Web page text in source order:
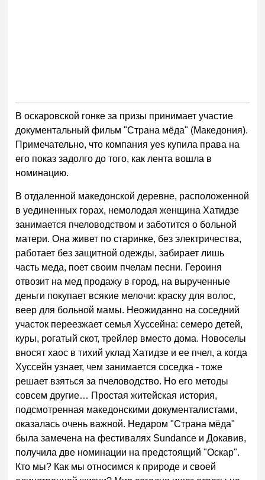
В оскаровской гонке за призы принимает участие
документальный фильм "Страна мёда" (Македония).
Примечательно, что компания yes купила права на
его показ задолго до того, как лента вошла в
номинацию.
В отдаленной македонской деревне, расположенной
в уединенных горах, немолодая женщина Хатидзе
занимается пчеловодством и заботится о больной
матери. Она живет по старинке, без электричества,
работает без защитной одежды, забирает лишь
часть меда, поет своим пчелам песни. Героиня
отвозит на мед продажу в город, на вырученные
деньги покупает всякие мелочи: краску для волос,
веер для больной мамы. Неожиданно на соседний
участок переезжает семья Хуссейна: семеро детей,
куры, рогатый скот, трейлер вместо дома. Новоселы
вносят хаос в тихий уклад Хатидзе и ее пчел, а когда
Хуссейн узнает, чем занимается соседка - тоже
решает взяться за пчеловодство. Но его методы
совсем другие… Простая житейская история,
подсмотренная македонскими документалистами,
оказалась очень важной. Недаром "Страна мёда"
была замечена на фестивалях Sundance и Докавив,
получила две номинации на предстоящий "Оскар".
Кто мы? Как мы относимся к природе и своей